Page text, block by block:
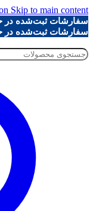
Skip to main content
سفارشات ثبت‌شده در
سفارشات ثبت‌شده در